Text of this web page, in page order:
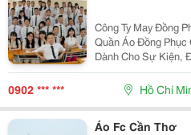
Công Ty May Đồng
Quần Áo Đồng
Dành Cho Sự Kiện,
Sạn, Công Trường,
Tiết Sản Phẩm Như: + Áo Thun(Cá Sấu, Cá Mập, Thun
0902 *** *** Hồ Chí
Áo Fc Cần Thơ